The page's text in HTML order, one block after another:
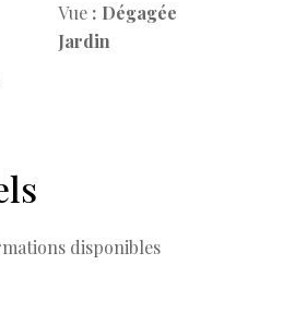
Vue
Dégagée
Jardin
disponibles